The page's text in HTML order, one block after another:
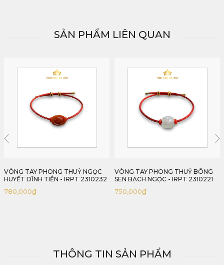
SẢN PHẨM LIÊN QUAN
VÒNG TAY PHONG THUỶ BÔNG
SEN BẠCH NGỌC - IRPT 2310221
750,000₫
VÒNG PHONG THUỶ BÚP SEN
NGỌC CẨM THẠCH - IRPT
THÔNG TIN SẢN PHẨM